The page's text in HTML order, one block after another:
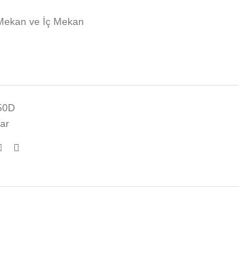
ve İç Mekan